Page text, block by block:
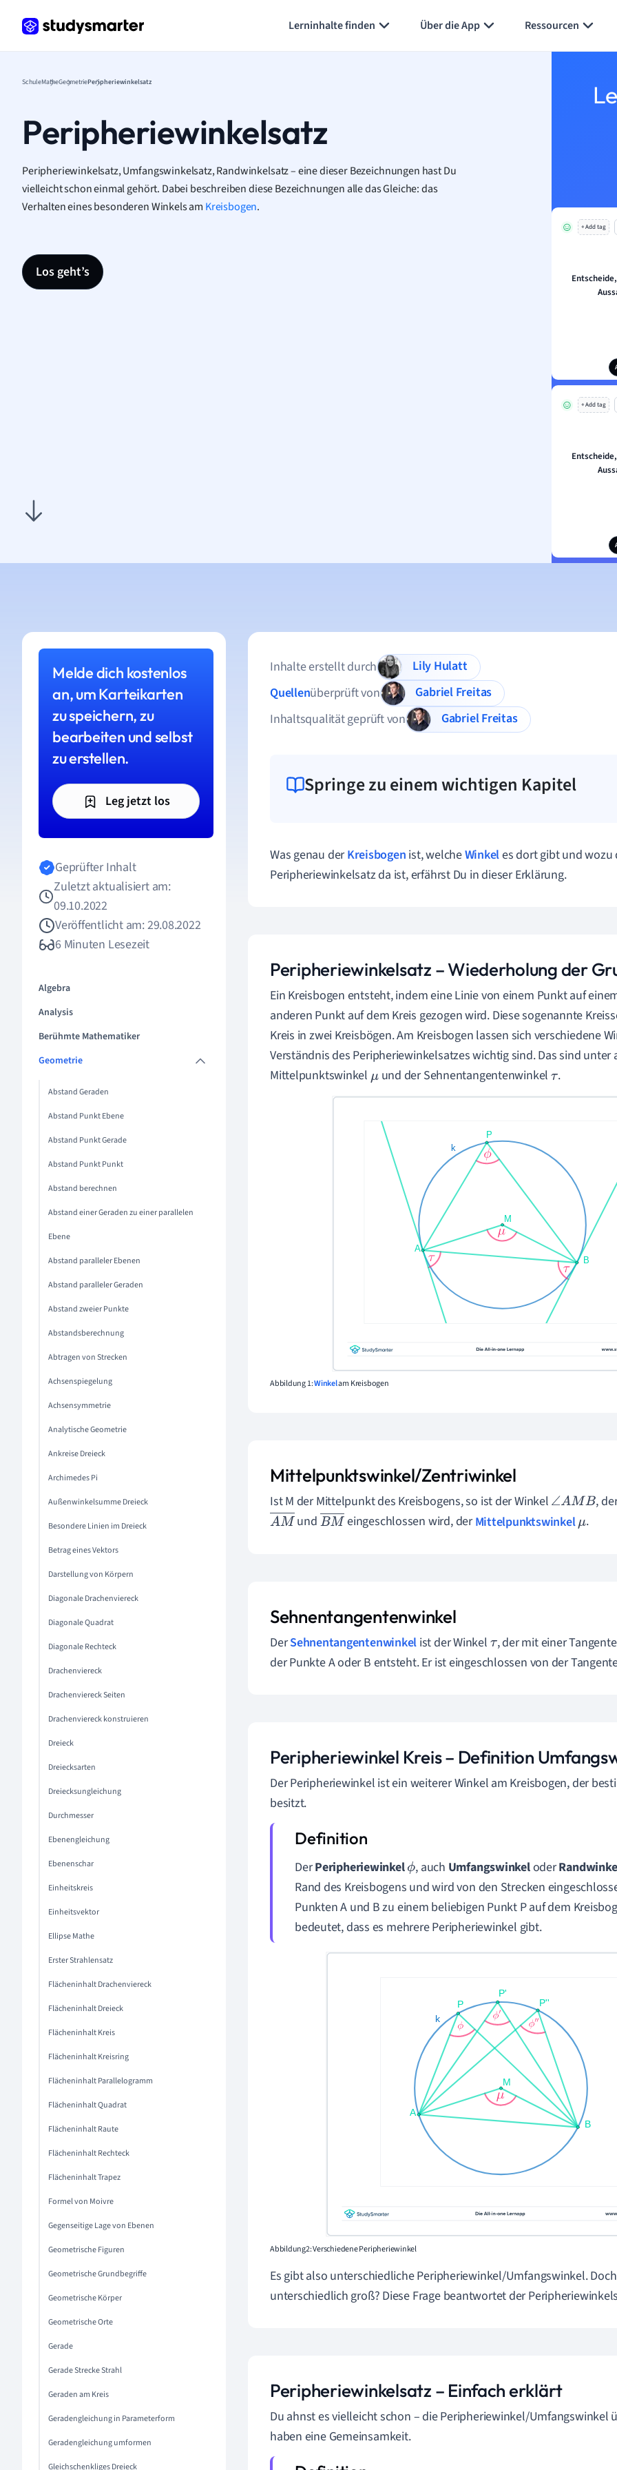
Lerninhalte finden Über die App Ressourcen
SchuleMatheGeometriePeripheriewinkelsatz
Peripheriewinkelsatz
Peripheriewinkelsatz, Umfangswinkelsatz, Randwinkelsatz – eine dieser Bezeichnungen hast Du
vielleicht schon einmal gehört. Dabei beschreiben diese Bezeichnungen alle das Gleiche: das
Verhalten eines besonderen Winkels am Kreisbogen.
Los geht’s
+ Add tag
+ Add tag
Melde dich kostenlos
an, um Karteikarten
zu speichern, zu
bearbeiten und selbst
zu erstellen.
Leg jetzt los
Geprüfter Inhalt
Zuletzt aktualisiert am:
09.10.2022
Veröffentlicht am: 29.08.2022
6 Minuten Lesezeit
Algebra
Analysis
Berühmte Mathematiker
Geometrie
Abstand Geraden
Abstand Punkt Ebene
Abstand Punkt Gerade
Abstand Punkt Punkt
Abstand berechnen
Abstand einer Geraden zu einer parallelen
Ebene
Abstand paralleler Ebenen
Abstand paralleler Geraden
Abstand zweier Punkte
Abstandsberechnung
Abtragen von Strecken
Achsenspiegelung
Achsensymmetrie
Analytische Geometrie
Ankreise Dreieck
Archimedes Pi
Außenwinkelsumme Dreieck
Besondere Linien im Dreieck
Betrag eines Vektors
Darstellung von Körpern
Diagonale Drachenviereck
Diagonale Quadrat
Diagonale Rechteck
Drachenviereck
Drachenviereck Seiten
Drachenviereck konstruieren
Dreieck
Dreiecksarten
Dreiecksungleichung
Durchmesser
Ebenengleichung
Ebenenschar
Einheitskreis
Einheitsvektor
Ellipse Mathe
Erster Strahlensatz
Flächeninhalt Drachenviereck
Flächeninhalt Dreieck
Flächeninhalt Kreis
Flächeninhalt Kreisring
Flächeninhalt Parallelogramm
Flächeninhalt Quadrat
Flächeninhalt Raute
Flächeninhalt Rechteck
Flächeninhalt Trapez
Formel von Moivre
Gegenseitige Lage von Ebenen
Geometrische Figuren
Geometrische Grundbegriffe
Geometrische Körper
Geometrische Orte
Gerade
Gerade Strecke Strahl
Geraden am Kreis
Geradengleichung in Parameterform
Geradengleichung umformen
Gleichschenkliges Dreieck
Inhalte erstellt durch
Lily Hulatt
Quellenüberprüft von
Gabriel Freitas
Inhaltsqualität geprüft von
Gabriel Freitas
Springe zu einem wichtigen Kapitel
Was genau derKreisbogen ist, welcheWinkeles dort gibt und wozu
Peripheriewinkelsatz da ist, erfährst Du in dieser Erklärung.
Peripheriewinkelsatz – Wiederholung der
Ein Kreisbogen entsteht, indem eine Linie von einem Punkt auf
anderen Punkt auf dem Kreis gezogen wird. Diese sogenannte
Kreis in zwei Kreisbögen. Am Kreisbogen lassen sich verschiedene
Verständnis des Peripheriewinkelsatzes wichtig sind. Das sind unter
Mittelpunktswinkel μund der Sehnentangentenwinkel τ.
Abbildung 1:Winkelam Kreisbogen
Mittelpunktswinkel/Zentriwinkel
Ist M der Mittelpunkt des Kreisbogens, so ist der Winkel ∠AMB
,
AM und BM
eingeschlossen wird, derMittelpunktswinkelμ.
Sehnentangentenwinkel
DerSehnentangentenwinkel ist der Winkel τ, der mit einer
der Punkte A oder B entsteht. Er ist eingeschlossen von der
Peripheriewinkel Kreis – Definition
Der Peripheriewinkel ist ein weiterer Winkel am Kreisbogen, der
besitzt.
DerPeripheriewinkelϕ, auch Umfangswinkeloder
Rand des Kreisbogens und wird von den Strecken
Punkten A und B zu einem beliebigen Punkt P auf dem
bedeutet, dass es mehrere Peripheriewinkel gibt.
Abbildung2: Verschiedene Peripheriewinkel
Es gibt also unterschiedliche Peripheriewinkel/Umfangswinkel.
unterschiedlich groß? Diese Frage beantwortet der
Peripheriewinkelsatz – Einfach erklärt
Du ahnst es vielleicht schon – die Peripheriewinkel/Umfangswinkel
haben eine Gemeinsamkeit.